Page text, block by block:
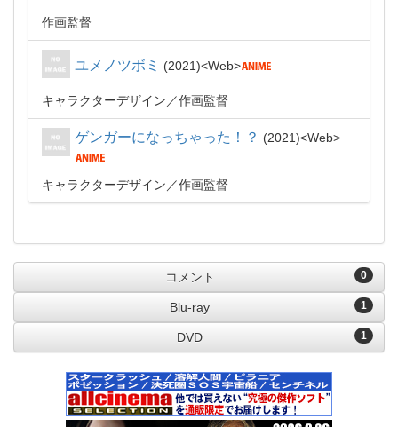
作画監督
ユメノツボミ 2021 Web
キャラクターデザイン 作画監督
ゲンガーになっちゃった！？ 2021 Web
キャラクターデザイン 作画監督
0
コメント
1
Blu-ray
1
DVD